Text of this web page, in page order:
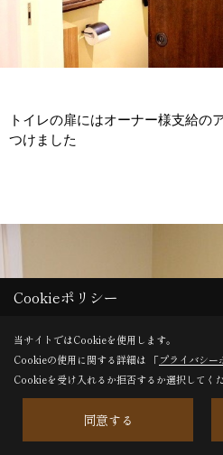
トイレの扉にはオーナー様支給の
つけました
Cookieポリシー
当サイトではCookieを使用します。
Cookieの使用に関する詳細は 「プライバシー
Cookieを受け入れるか拒否するか選択してくだ
同意する